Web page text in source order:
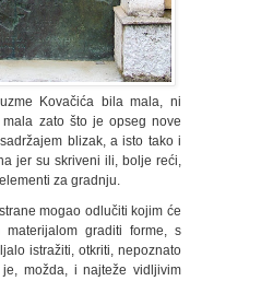
Kovačića bila mala, ni
zato što je opseg nove
blizak, a isto tako i
jer su skriveni ili, bolje reći,
za gradnju.
mogao odlučiti kojim će
graditi forme, s
istražiti, otkriti, nepoznato
možda, i najteže vidljivim